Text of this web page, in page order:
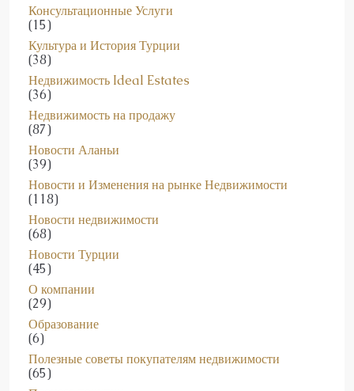
(15)
Культура и История Турции
(38)
Недвижимость Ideal Estates
(36)
Недвижимость на продажу
(87)
Новости Аланьи
(39)
Новости и Изменения на рынке Недвижимости
(118)
Новости недвижимости
(68)
Новости Турции
(45)
О компании
(29)
Образование
(6)
Полезные советы покупателям недвижимости
(65)
Процесс покупки
(7)